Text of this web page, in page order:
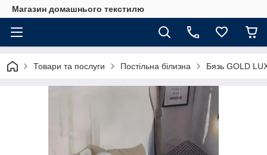
Магазин домашнього текстилю
Товари та послуги Постільна білизна Бязь GOLD